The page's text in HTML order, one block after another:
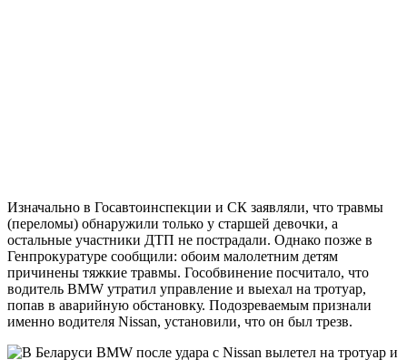
Изначально в Госавтоинспекции и СК заявляли, что травмы
(переломы) обнаружили только у старшей девочки, а
остальные участники ДТП не пострадали. Однако позже в
Генпрокуратуре сообщили: обоим малолетним детям
причинены тяжкие травмы. Гособвинение посчитало, что
водитель BMW утратил управление и выехал на тротуар,
попав в аварийную обстановку. Подозреваемым признали
именно водителя Nissan, установили, что он был трезв.